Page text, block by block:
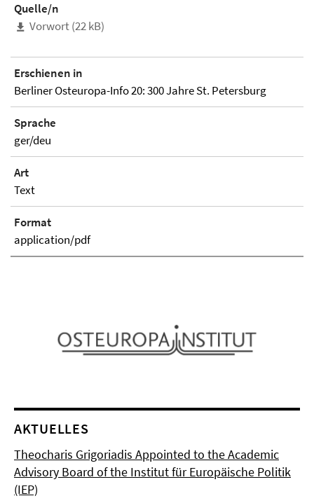
Quelle/n
Vorwort (22 kB)
Erschienen in
Berliner Osteuropa-Info 20: 300 Jahre St. Petersburg
Sprache
ger/deu
Art
Text
Format
application/pdf
AKTUELLES
Theocharis Grigoriadis Appointed to the Academic
Advisory Board of the Institut für Europäische Politik
(IEP)